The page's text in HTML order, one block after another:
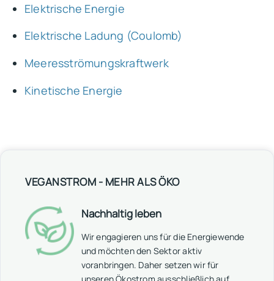
Elektrische Energie
Elektrische Ladung (Coulomb)
Meeresströmungskraftwerk
Kinetische Energie
VEGANSTROM - MEHR ALS ÖKO
Nachhaltig leben
Wir engagieren uns für die Energiewende
und möchten den Sektor aktiv
voranbringen. Daher setzen wir für